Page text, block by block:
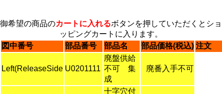
御希望の商品のカートに入れるボタンを押していただくとショ
ッピングカートに入ります。
図中番号
部品番号 部品名 部品価格(税込) 注文
Left(ReleaseSide U0201111
廃盤供給
不可 集
成
廃番入手不可
十字穴付